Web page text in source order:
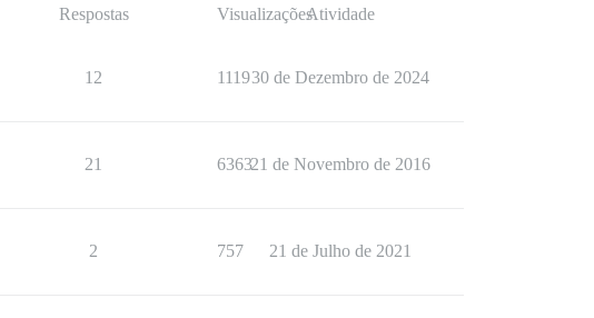
Respostas VisualizaçõesAtividade
12 111930 de Dezembro de 2024
21 636321 de Novembro de 2016
2 757 21 de Julho de 2021